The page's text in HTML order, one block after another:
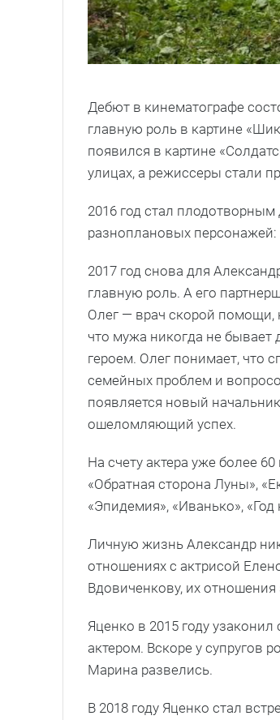
Дебют в кинематографе
главную роль в картине
появился в картине
улицах, а режиссеры стали
2016 год стал плодотворным
разноплановых персонажей:
2017 год снова для
главную роль. А его
Олег — врач скорой помощи,
что мужа никогда не бывает
героем. Олег понимает, что
семейных проблем и
появляется новый
ошеломляющий успех.
На счету актера уже более
«Обратная сторона Луны»,
«Эпидемия», «Иванько», «Год
Личную жизнь Александр
отношениях с актрисой
Вдовиченкову, их отношения
Яценко в 2015 году
актером. Вскоре у супругов
Марина развелись.
В 2018 году Яценко стал